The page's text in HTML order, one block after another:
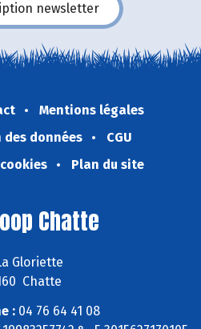
newsletter
Mentions légales
données
CGU
Plan du site
Chatte
Gloriette
Chatte
:04 76 64 41 08